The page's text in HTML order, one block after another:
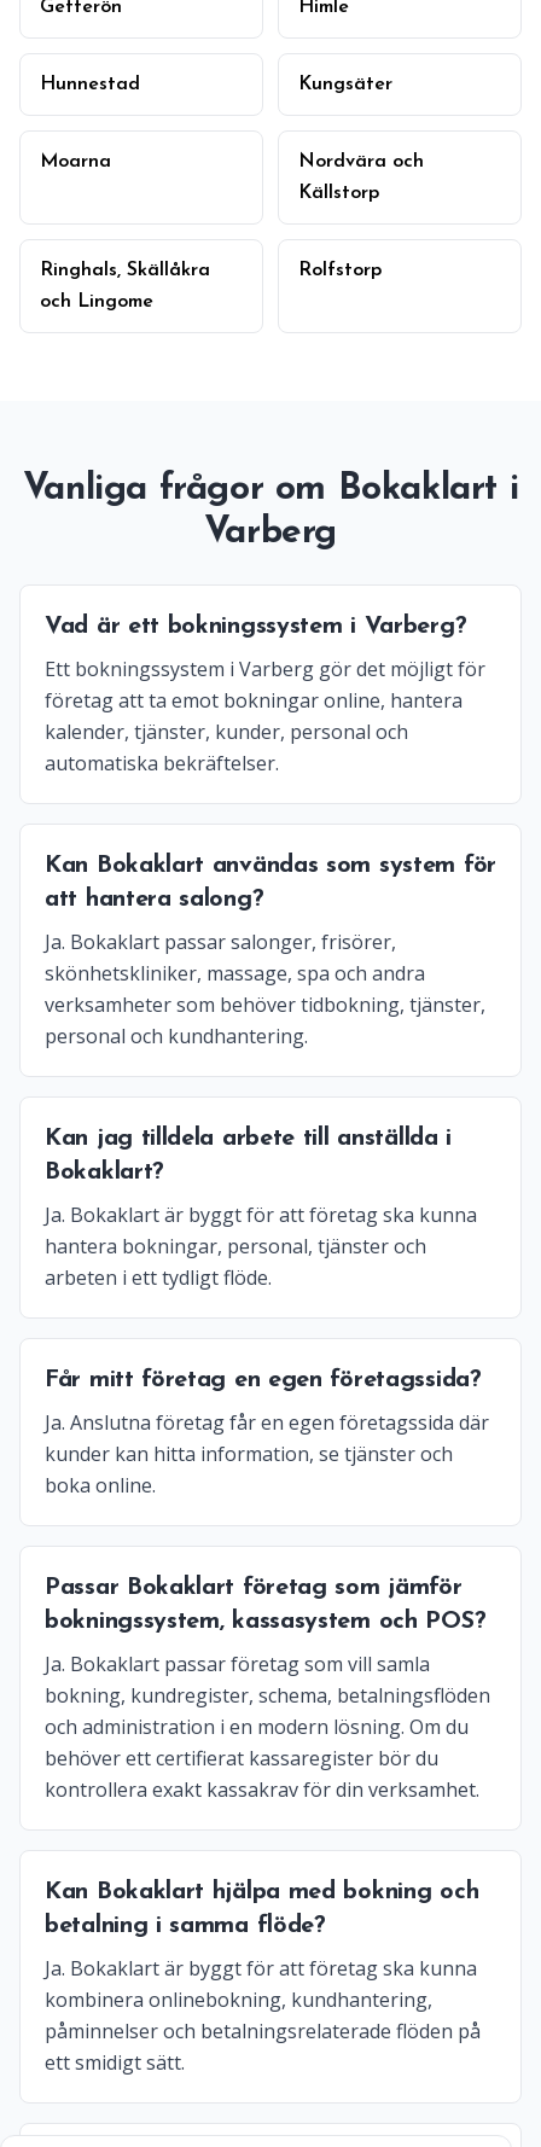
Getterön Himle
Hunnestad Kungsäter
Moarna
Nordvära och
Källstorp
Ringhals, Skällåkra
och Lingome
Rolfstorp
Vanliga frågor om Bokaklart i
Varberg
Vad är ett bokningssystem i Varberg?
Ett bokningssystem i Varberg gör det möjligt för
företag att ta emot bokningar online, hantera
kalender, tjänster, kunder, personal och
automatiska bekräftelser.
Kan Bokaklart användas som system för
att hantera salong?
Ja. Bokaklart passar salonger, frisörer,
skönhetskliniker, massage, spa och andra
verksamheter som behöver tidbokning, tjänster,
personal och kundhantering.
Kan jag tilldela arbete till anställda i
Bokaklart?
Ja. Bokaklart är byggt för att företag ska kunna
hantera bokningar, personal, tjänster och
arbeten i ett tydligt flöde.
Får mitt företag en egen företagssida?
Ja. Anslutna företag får en egen företagssida där
kunder kan hitta information, se tjänster och
boka online.
Passar Bokaklart företag som jämför
bokningssystem, kassasystem och POS?
Ja. Bokaklart passar företag som vill samla
bokning, kundregister, schema, betalningsflöden
och administration i en modern lösning. Om du
behöver ett certifierat kassaregister bör du
kontrollera exakt kassakrav för din verksamhet.
Kan Bokaklart hjälpa med bokning och
betalning i samma flöde?
Ja. Bokaklart är byggt för att företag ska kunna
kombinera onlinebokning, kundhantering,
påminnelser och betalningsrelaterade flöden på
ett smidigt sätt.